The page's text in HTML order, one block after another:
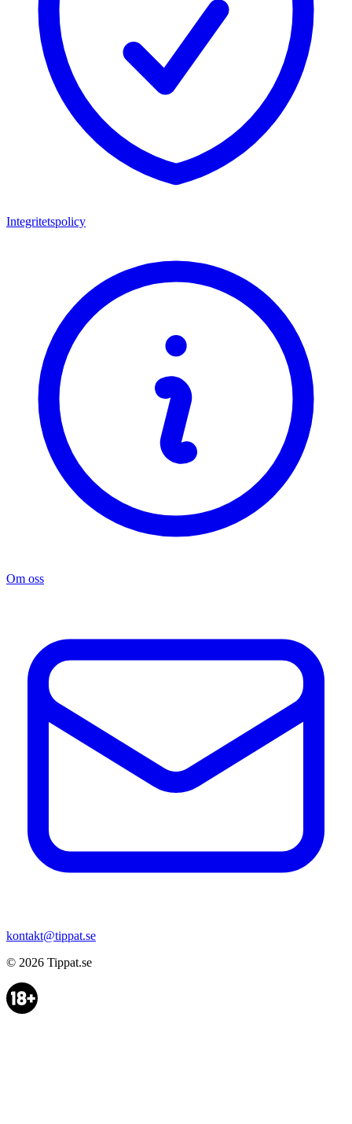
Integritetspolicy
Om oss
kontakt@tippat.se
© 2026 Tippat.se